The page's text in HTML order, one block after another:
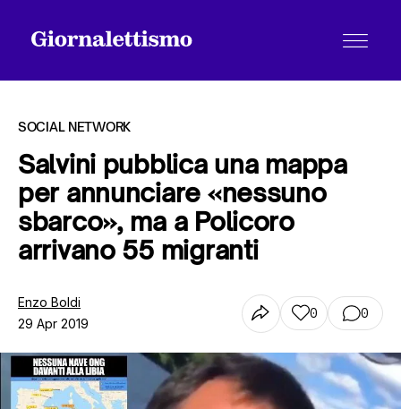
Tutti gli articoli
Contatti
SOCIAL NETWORK
Salvini pubblica una mappa
per annunciare «nessuno
sbarco», ma a Policoro
arrivano 55 migranti
Enzo Boldi
29 Apr 2019
0 0